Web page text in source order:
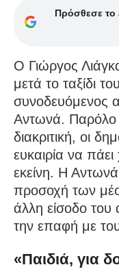
Πρόσθεσε το
Ο Γιώργος
μετά το ταξίδι
συνοδευόμενος
Αντωνά. Παρόλο
διακριτική, οι
ευκαιρία να
εκείνη. Η
προσοχή των
άλλη είσοδο
την επαφή με
«Παιδιά, για